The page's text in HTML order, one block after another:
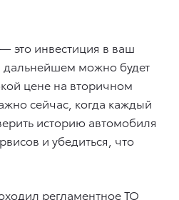
это инвестиция в ваш
дальнейшем можно будет
цене на вторичном
сейчас, когда каждый
историю автомобиля
и убедиться, что
регламентное ТО